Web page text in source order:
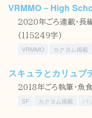
VRMMO－High
2020年ごろ連載・長
(115249字)
VRMMO カクヨム掲載
スキュラとカリュブ
2018年ごろ執筆・魚
SF カクヨム掲載 バ